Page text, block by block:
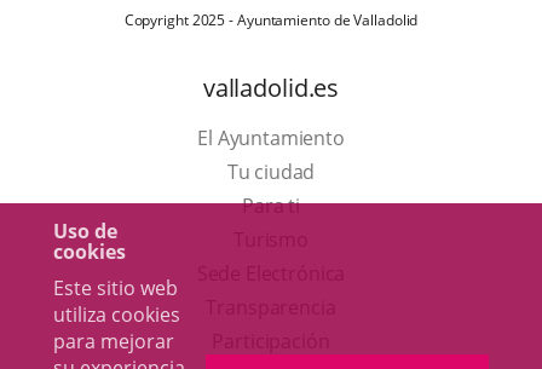
Uso de
cookies
Este sitio web
utiliza cookies
para mejorar
Copyright 2025 - Ayuntamiento de Valladolid
valladolid.es
El Ayuntamiento
Tu ciudad
Para ti